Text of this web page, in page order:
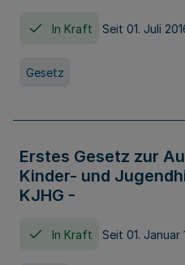
In Kraft Seit 01. Juli
Gesetz
Erstes Gesetz zur
Kinder- und
KJHG -
In Kraft Seit 01. Januar